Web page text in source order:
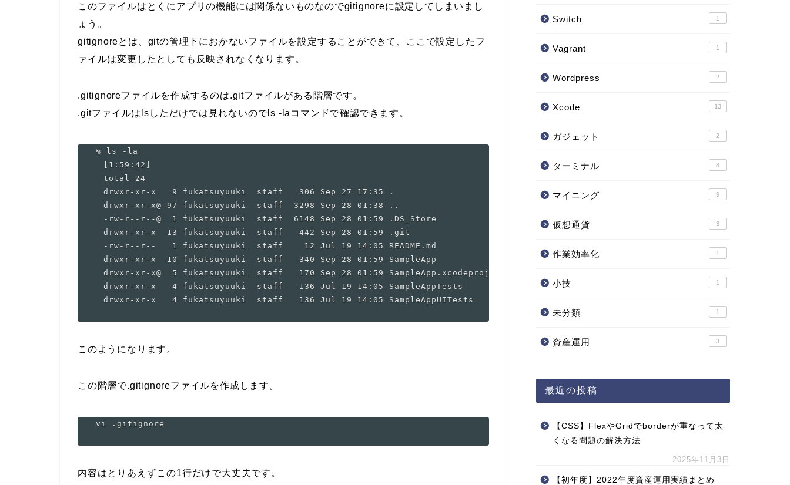
このファイルはとくにアプリの機能には関係ないものなのでgitignoreに設定してしまいまし
ょう。
gitignoreとは、gitの管理下におかないファイルを設定することができて、ここで設定したフ
ァイルは変更したとしても反映されなくなります。
.gitignoreファイルを作成するのは.gitファイルがある階層です。
.gitファイルはlsしただけでは見れないのでls -laコマンドで確認できます。
%
  [1:59:42]
  total 24
  drwxr-xr-x   9 fukatsuyuuki  staff   306 Sep 27 17:35 .
  drwxr-xr-x@ 97 fukatsuyuuki  staff  3298 Sep 28 01:38 ..
  -rw-r--r--@  1 fukatsuyuuki  staff  6148 Sep 28 01:59 .DS_Store
  drwxr-xr-x  13 fukatsuyuuki  staff   442 Sep 28 01:59 .git
  -rw-r--r--   1 fukatsuyuuki  staff    12 Jul 19 14:05 README.md
  drwxr-xr-x  10 fukatsuyuuki  staff   340 Sep 28 01:59 SampleApp
  drwxr-xr-x@  5 fukatsuyuuki  staff   170 Sep 28 01:59 SampleApp.xcodeproj
  drwxr-xr-x   4 fukatsuyuuki  staff   136 Jul 19 14:05 SampleAppTests
このようになります。
この階層で.gitignoreファイルを作成します。
内容はとりあえずこの1行だけで大丈夫です。
Switch 1
Vagrant 1
Wordpress 2
Xcode 13
ガジェット 2
ターミナル 8
マイニング 9
仮想通貨 3
作業効率化 1
小技 1
未分類 1
資産運用 3
最近の投稿
【CSS】FlexやGridでborderが重なって太
くなる問題の解決方法
2025年11月3日
【初年度】2022年度資産運用実績まとめ